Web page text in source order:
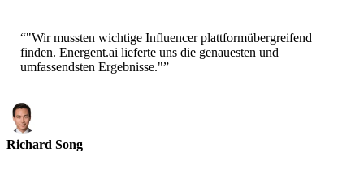
“"Wir mussten wichtige Influencer plattformübergreifend
finden. Energent.ai lieferte uns die genauesten und
umfassendsten Ergebnisse."”
Richard Song